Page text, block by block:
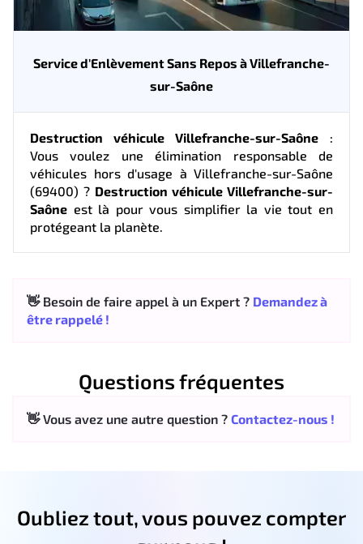
Service d'Enlèvement Sans Repos à Villefranche-
sur-Saône
Destruction véhicule Villefranche-sur-Saône :
Vous voulez une élimination responsable de
véhicules hors d'usage à Villefranche-sur-Saône
(69400) ? Destruction véhicule Villefranche-sur-
Saône est là pour vous simplifier la vie tout en
protégeant la planète.
👋 Besoin de faire appel à un Expert ? Demandez à
être rappelé !
Questions fréquentes
👋 Vous avez une autre question ? Contactez-nous !
Oubliez tout, vous pouvez compter